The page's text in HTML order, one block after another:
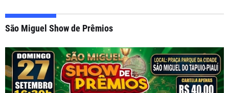
São Miguel Show de Prêmios